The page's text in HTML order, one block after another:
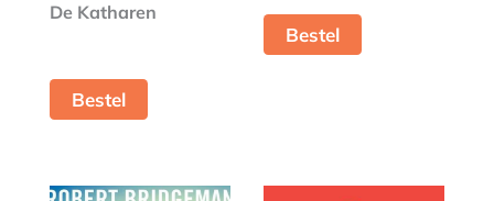
De Katharen
Bestel
Bestel